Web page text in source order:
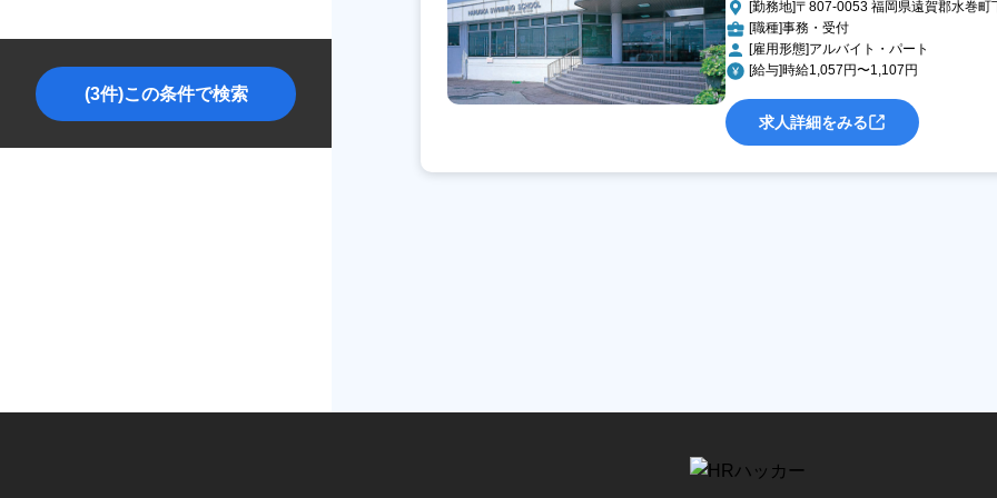
(3件)この条件で検索
[勤務地]〒807-0053 福岡県遠賀郡水巻町
[職種]事務・受付
[雇用形態]アルバイト・パート
[給与]時給1,057円〜1,107円
求人詳細をみる